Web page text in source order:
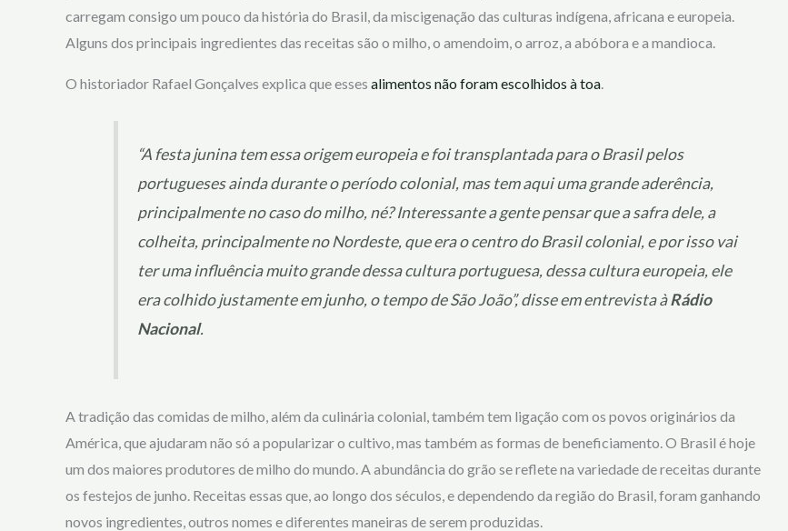
carregam consigo um pouco da história do Brasil, da miscigenação das culturas indígena, africana e europeia.
Alguns dos principais ingredientes das receitas são o milho, o amendoim, o arroz, a abóbora e a mandioca.
O historiador Rafael Gonçalves explica que esses alimentos não foram escolhidos à toa.
“A festa junina tem essa origem europeia e foi transplantada para o Brasil pelos
portugueses ainda durante o período colonial, mas tem aqui uma grande aderência,
principalmente no caso do milho, né? Interessante a gente pensar que a safra dele, a
colheita, principalmente no Nordeste, que era o centro do Brasil colonial, e por isso vai
ter uma influência muito grande dessa cultura portuguesa, dessa cultura europeia, ele
era colhido justamente em junho, o tempo de São João”, disse em entrevista àRádio
Nacional.
A tradição das comidas de milho, além da culinária colonial, também tem ligação com os povos originários da
América, que ajudaram não só a popularizar o cultivo, mas também as formas de beneficiamento. O Brasil é hoje
um dos maiores produtores de milho do mundo. A abundância do grão se reflete na variedade de receitas durante
os festejos de junho. Receitas essas que, ao longo dos séculos, e dependendo da região do Brasil, foram ganhando
novos ingredientes, outros nomes e diferentes maneiras de serem produzidas.